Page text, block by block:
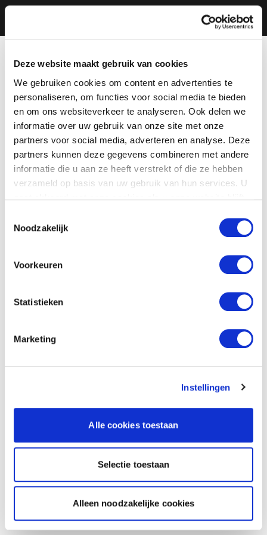
Deze website maakt gebruik van cookies
We gebruiken cookies om content en advertenties te
personaliseren, om functies voor social media te bieden
en om ons websiteverkeer te analyseren. Ook delen we
informatie over uw gebruik van onze site met onze
partners voor social media, adverteren en analyse. Deze
partners kunnen deze gegevens combineren met andere
informatie die u aan ze heeft verstrekt of die ze hebben
verzameld op basis van uw gebruik van hun services. U
Noodzakelijk
Voorkeuren
Statistieken
Marketing
Instellingen
Alle cookies toestaan
Selectie toestaan
Alleen noodzakelijke cookies